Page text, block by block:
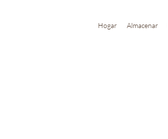
Hogar Almacenar